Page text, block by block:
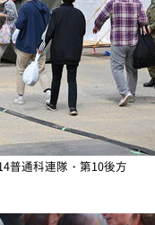
普通科連隊・第10後方